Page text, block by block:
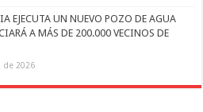
EJECUTA UN NUEVO POZO DE AGUA
A MÁS DE 200.000 VECINOS DE
de 2026